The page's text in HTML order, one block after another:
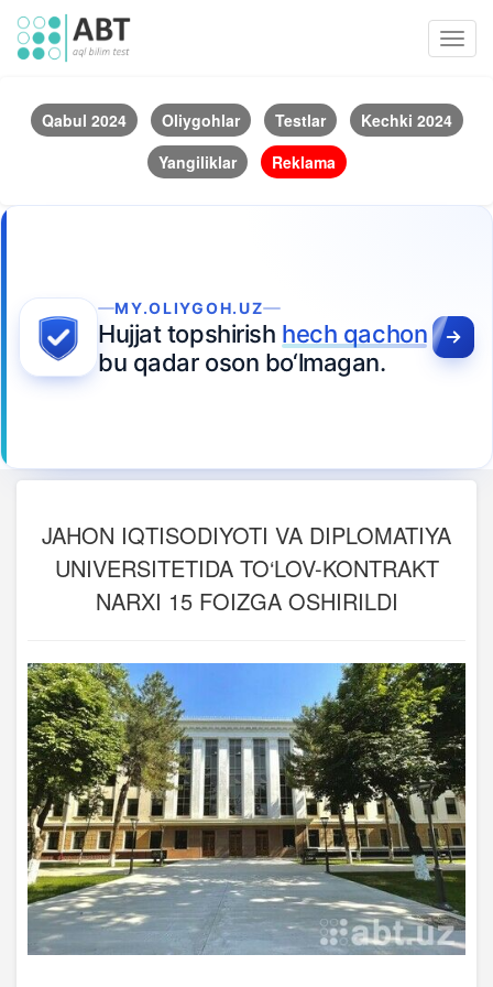
Qabul 2024 Oliygohlar Testlar
Kechki 2024
Yangiliklar
Reklama
MY.OLIYGOH.UZ
Hujjat topshirish hech qachon
bu qadar oson bo‘lmagan.
JAHON IQTISODIYOTI VA DIPLOMATIYA
UNIVERSITETIDA TO‘LOV-KONTRAKT
NARXI 15 FOIZGA OSHIRILDI